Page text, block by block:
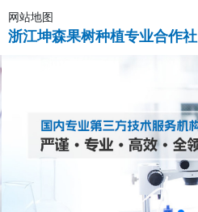
网站地图
浙江坤森果树种植专业合作社